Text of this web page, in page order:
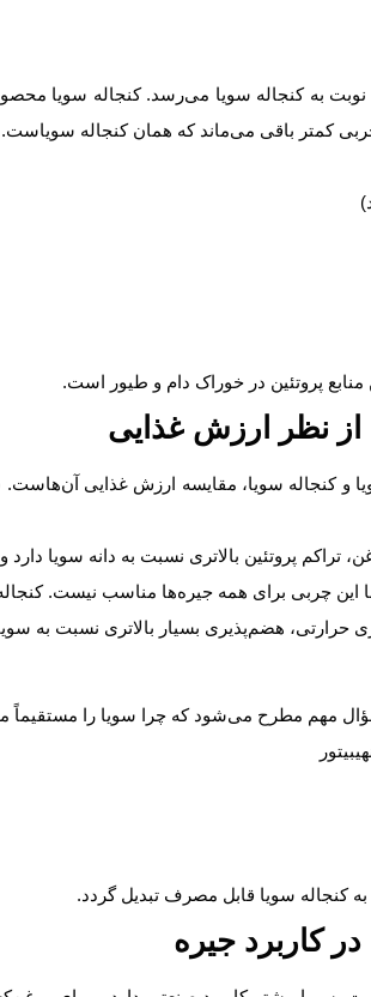
نوبت به کنجاله سویا می‌رسد. کنجاله سویا
کمتر باقی می‌ماند که همان کنجاله سویاست.
پروتئین در خوراک دام و طیور است.
از نظر ارزش غذایی
کنجاله سویا، مقایسه ارزش غذایی آن‌هاست.
تراکم پروتئین بالاتری نسبت به دانه سویا
این چربی برای همه جیره‌ها مناسب نیست.
حرارتی، هضم‌پذیری بسیار بالاتری نسبت به
مهم مطرح می‌شود که چرا سویا را مستقیماً
به کنجاله سویا قابل مصرف تبدیل گردد.
کاربرد جیره